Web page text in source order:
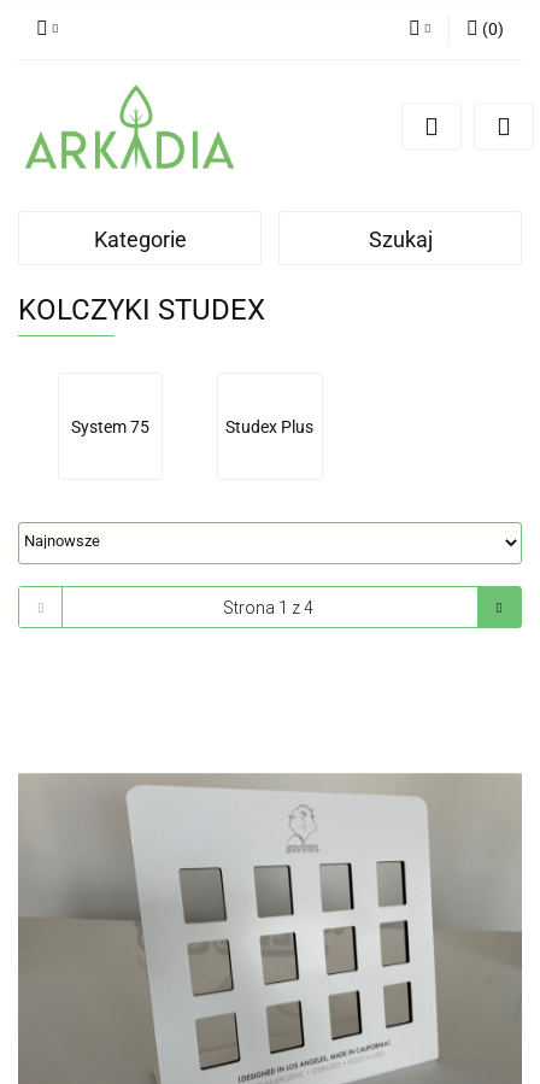
(0)
Kategorie Szukaj
KOLCZYKI STUDEX
System 75 Studex Plus